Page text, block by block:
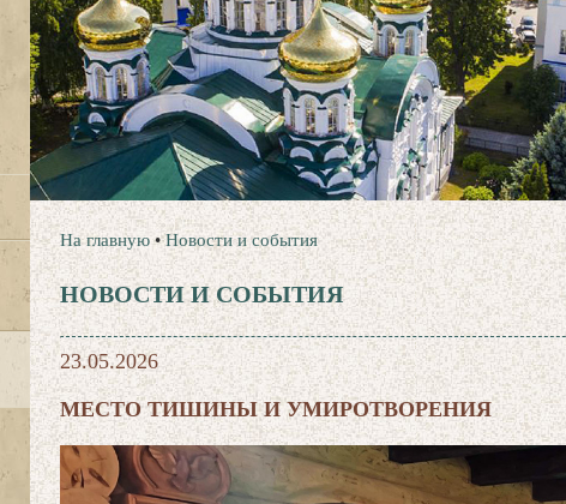
На главную •Новости и события
НОВОСТИ И СОБЫТИЯ
23.05.2026
МЕСТО ТИШИНЫ И УМИРОТВОРЕНИЯ